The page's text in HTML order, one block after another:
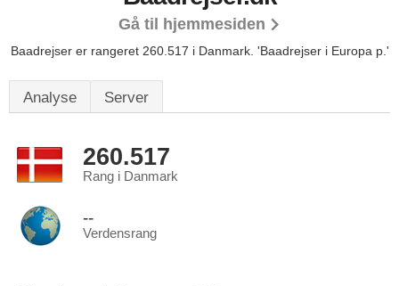
Gå til hjemmesiden
Baadrejser er rangeret 260.517 i Danmark. 'Baadrejser i Europa p.'
Analyse Server
260.517
Rang i Danmark
--
Verdensrang